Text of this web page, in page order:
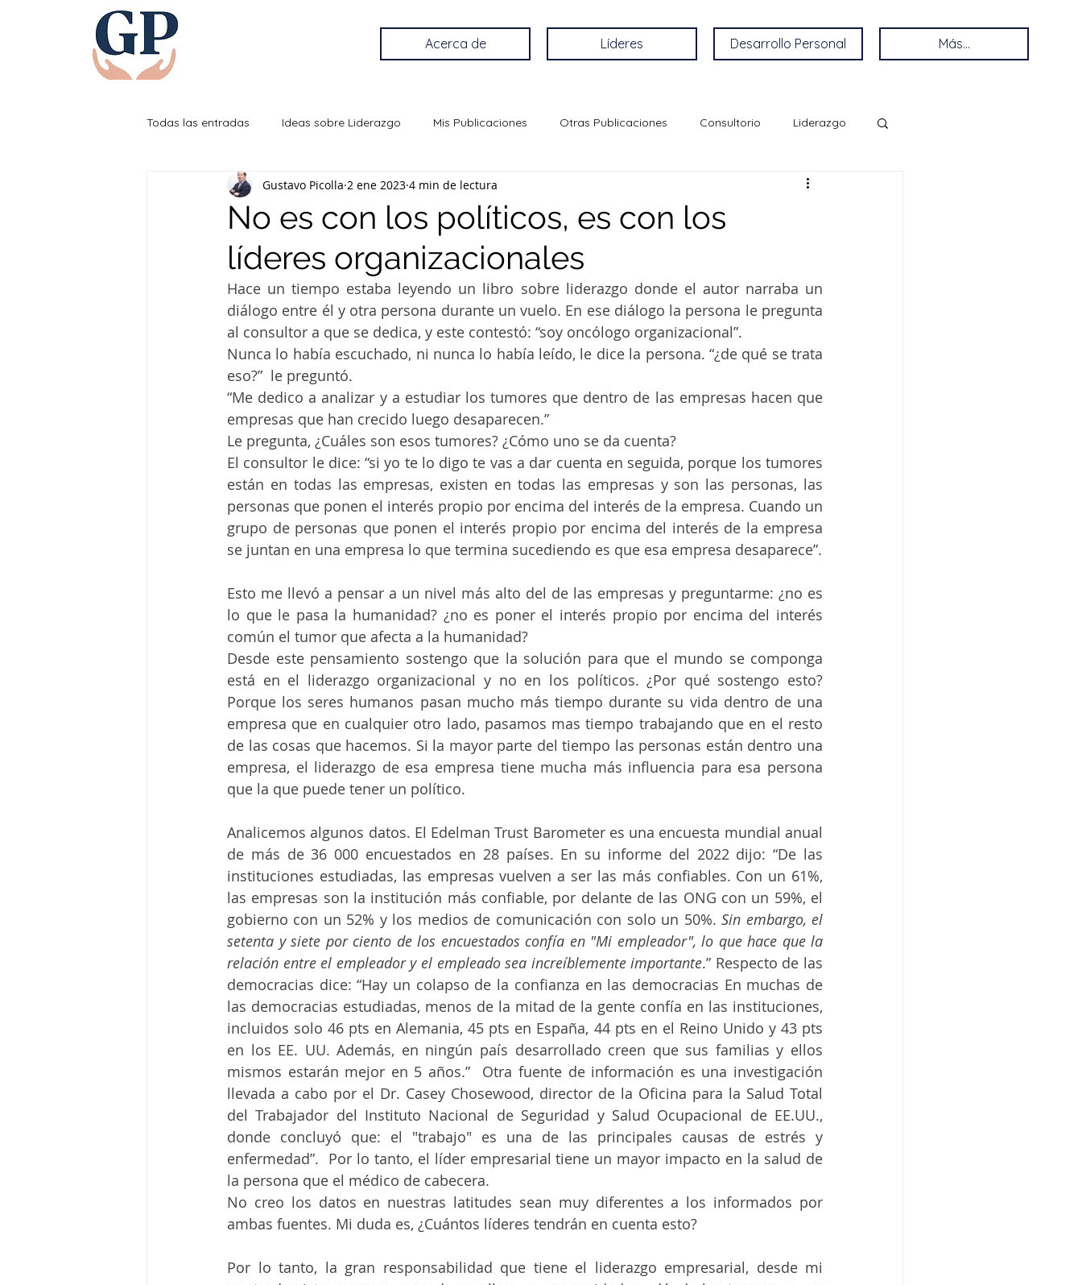
Acerca de Líderes Desarrollo Personal Más...
Todas las entradas Ideas sobre Liderazgo Mis Publicaciones Otras Publicaciones Consultorio Liderazgo
Efectividad Personal
No es con los políticos, es con los
líderes organizacionales
Gustavo Picolla 2 ene 2023 4 min de lectura
Hace un tiempo estaba leyendo un libro sobre liderazgo donde el autor narraba un
diálogo entre él y otra persona durante un vuelo. En ese diálogo la persona le pregunta
al consultor a que se dedica, y este contestó: “soy oncólogo organizacional”.
Nunca lo había escuchado, ni nunca lo había leído, le dice la persona. “¿de qué se trata
eso?”  le preguntó.
“Me dedico a analizar y a estudiar los tumores que dentro de las empresas hacen que
empresas que han crecido luego desaparecen.”
Le pregunta, ¿Cuáles son esos tumores? ¿Cómo uno se da cuenta?
El consultor le dice: “si yo te lo digo te vas a dar cuenta en seguida, porque los tumores
están en todas las empresas, existen en todas las empresas y son las personas, las
personas que ponen el interés propio por encima del interés de la empresa. Cuando un
grupo de personas que ponen el interés propio por encima del interés de la empresa
se juntan en una empresa lo que termina sucediendo es que esa empresa desaparece”.
Esto me llevó a pensar a un nivel más alto del de las empresas y preguntarme: ¿no es
lo que le pasa la humanidad? ¿no es poner el interés propio por encima del interés
común el tumor que afecta a la humanidad?
Desde este pensamiento sostengo que la solución para que el mundo se componga
está en el liderazgo organizacional y no en los políticos. ¿Por qué sostengo esto?
Porque los seres humanos pasan mucho más tiempo durante su vida dentro de una
empresa que en cualquier otro lado, pasamos mas tiempo trabajando que en el resto
de las cosas que hacemos. Si la mayor parte del tiempo las personas están dentro una
empresa, el liderazgo de esa empresa tiene mucha más influencia para esa persona
que la que puede tener un político.
Analicemos algunos datos. El Edelman Trust Barometer es una encuesta mundial anual
de más de 36 000 encuestados en 28 países. En su informe del 2022 dijo: “De las
instituciones estudiadas, las empresas vuelven a ser las más confiables. Con un 61%,
las empresas son la institución más confiable, por delante de las ONG con un 59%, el
gobierno con un 52% y los medios de comunicación con solo un 50%. Sin embargo, el
setenta y siete por ciento de los encuestados confía en "Mi empleador", lo que hace que la
relación entre el empleador y el empleado sea increíblemente importante.” Respecto de las
democracias dice: “Hay un colapso de la confianza en las democracias En muchas de
las democracias estudiadas, menos de la mitad de la gente confía en las instituciones,
incluidos solo 46 pts en Alemania, 45 pts en España, 44 pts en el Reino Unido y 43 pts
en los EE. UU. Además, en ningún país desarrollado creen que sus familias y ellos
mismos estarán mejor en 5 años.”  Otra fuente de información es una investigación
llevada a cabo por el Dr. Casey Chosewood, director de la Oficina para la Salud Total
del Trabajador del Instituto Nacional de Seguridad y Salud Ocupacional de EE.UU.,
donde concluyó que: el "trabajo" es una de las principales causas de estrés y
enfermedad”.  Por lo tanto, el líder empresarial tiene un mayor impacto en la salud de
la persona que el médico de cabecera.
No creo los datos en nuestras latitudes sean muy diferentes a los informados por
ambas fuentes. Mi duda es, ¿Cuántos líderes tendrán en cuenta esto?
Por lo tanto, la gran responsabilidad que tiene el liderazgo empresarial, desde mi